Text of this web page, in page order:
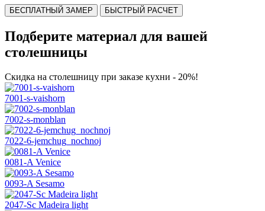
БЕСПЛАТНЫЙ ЗАМЕР БЫСТРЫЙ РАСЧЕТ
Подберите материал для вашей
столешницы
Скидка на столешницу при заказе кухни - 20%!
7001-s-vaishorn
7002-s-monblan
7022-6-jemchug_nochnoj
0081-A Venice
0093-A Sesamo
2047-Sc Madeira light